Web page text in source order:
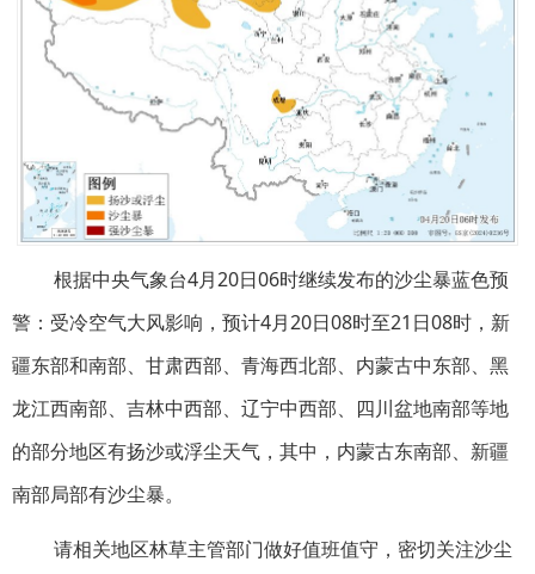
根据中央气象台4月20日06时继续发布的沙尘暴蓝色预
警：受冷空气大风影响，预计4月20日08时至21日08时，新
疆东部和南部、甘肃西部、青海西北部、内蒙古中东部、黑
龙江西南部、吉林中西部、辽宁中西部、四川盆地南部等地
的部分地区有扬沙或浮尘天气，其中，内蒙古东南部、新疆
南部局部有沙尘暴。
请相关地区林草主管部门做好值班值守，密切关注沙尘